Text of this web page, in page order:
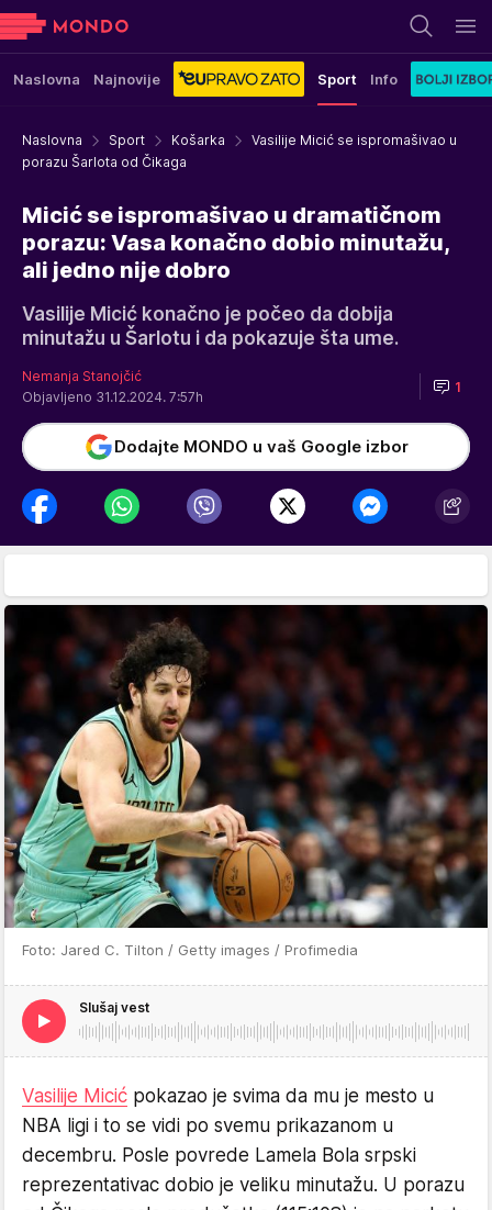
Naslovna Najnovije Sport Info
Naslovna Sport Košarka
Vasilije Micić se ispromašivao u
porazu Šarlota od Čikaga
Micić se ispromašivao u dramatičnom
porazu: Vasa konačno dobio minutažu,
ali jedno nije dobro
Vasilije Micić konačno je počeo da dobija
minutažu u Šarlotu i da pokazuje šta ume.
Nemanja Stanojčić
Objavljeno 31.12.2024. 7:57h
1
Dodajte MONDO u vaš Google izbor
Foto: Jared C. Tilton / Getty images / Profimedia
Slušaj vest
Vasilije Micić pokazao je svima da mu je mesto u
NBA ligi i to se vidi po svemu prikazanom u
decembru. Posle povrede Lamela Bola srpski
reprezentativac dobio je veliku minutažu. U porazu